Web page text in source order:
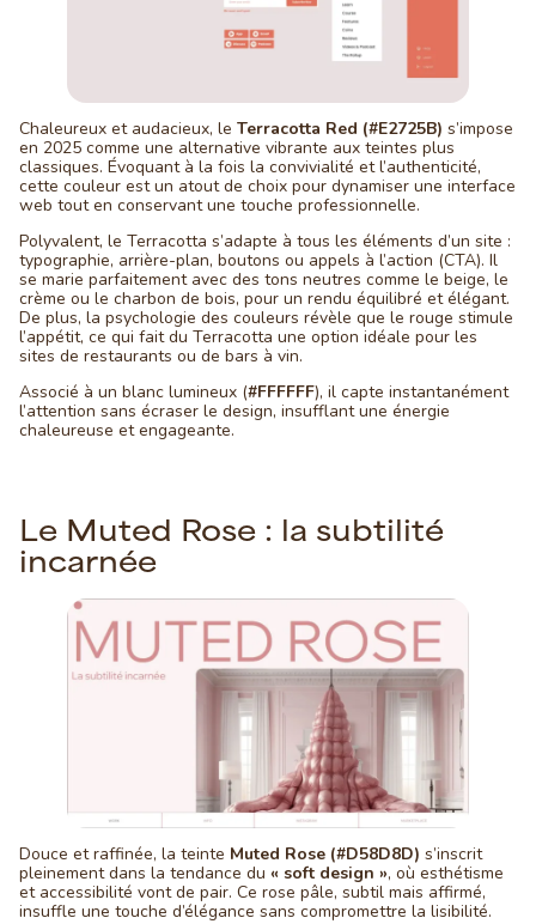
Chaleureux et audacieux, le Terracotta Red (#E2725B) s’impose
en 2025 comme une alternative vibrante aux teintes plus
classiques. Évoquant à la fois la convivialité et l’authenticité,
cette couleur est un atout de choix pour dynamiser une interface
web tout en conservant une touche professionnelle.
Polyvalent, le Terracotta s’adapte à tous les éléments d’un site :
typographie, arrière-plan, boutons ou appels à l’action (CTA). Il
se marie parfaitement avec des tons neutres comme le beige, le
crème ou le charbon de bois, pour un rendu équilibré et élégant.
De plus, la psychologie des couleurs révèle que le rouge stimule
l’appétit, ce qui fait du Terracotta une option idéale pour les
sites de restaurants ou de bars à vin.
Associé à un blanc lumineux (#FFFFFF), il capte instantanément
l’attention sans écraser le design, insufflant une énergie
chaleureuse et engageante.
Le Muted Rose : la subtilité
incarnée
Douce et raffinée, la teinte Muted Rose (#D58D8D) s’inscrit
pleinement dans la tendance du « soft design », où esthétisme
et accessibilité vont de pair. Ce rose pâle, subtil mais affirmé,
insuffle une touche d’élégance sans compromettre la lisibilité.